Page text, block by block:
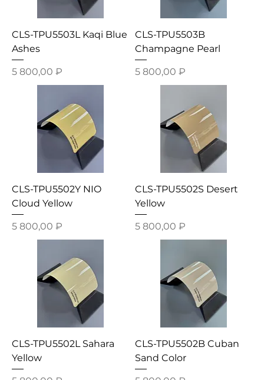
CLS-TPU5503L Kaqi Blue
Ashes
Цена
5 800,00 ₽
CLS-TPU5503B
Champagne Pearl
Цена
5 800,00 ₽
CLS-TPU5502Y NIO
Cloud Yellow
Цена
5 800,00 ₽
CLS-TPU5502S Desert
Yellow
Цена
5 800,00 ₽
CLS-TPU5502L Sahara
Yellow
CLS-TPU5502B Cuban
Sand Color